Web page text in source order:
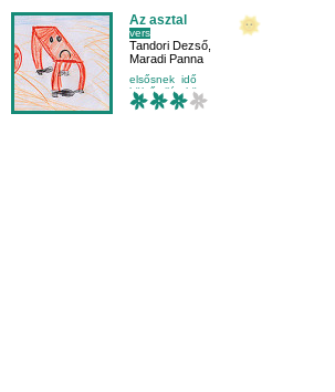
Az asztal
vers
Tandori Dezső
Maradi Panna
elsősnek idő
külső világ-környezet
mackó